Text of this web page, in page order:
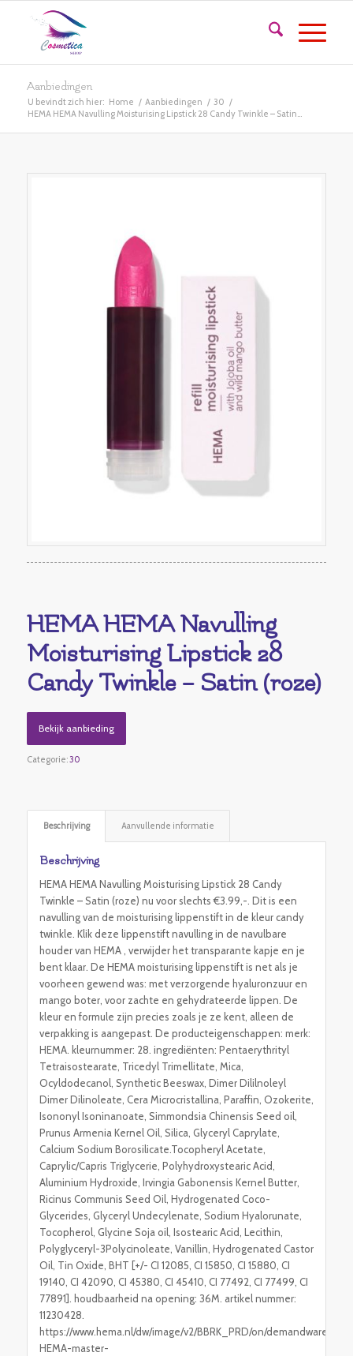
Aanbiedingen
U bevindt zich hier: Home / Aanbiedingen / 30 /
HEMA HEMA Navulling Moisturising Lipstick 28 Candy Twinkle – Satin...
HEMA HEMA Navulling
Moisturising Lipstick 28
Candy Twinkle – Satin (roze)
Bekijk aanbieding
Categorie:30
Beschrijving Aanvullende informatie
Beschrijving
HEMA HEMA Navulling Moisturising Lipstick 28 Candy
Twinkle – Satin (roze) nu voor slechts €3.99,-. Dit is een
navulling van de moisturising lippenstift in de kleur candy
twinkle. Klik deze lippenstift navulling in de navulbare
houder van HEMA , verwijder het transparante kapje en je
bent klaar. De HEMA moisturising lippenstift is net als je
voorheen gewend was: met verzorgende hyaluronzuur en
mango boter, voor zachte en gehydrateerde lippen. De
kleur en formule zijn precies zoals je ze kent, alleen de
verpakking is aangepast. De producteigenschappen: merk:
HEMA. kleurnummer: 28. ingrediënten: Pentaerythrityl
Tetraisostearate, Tricedyl Trimellitate, Mica,
Ocyldodecanol, Synthetic Beeswax, Dimer Dililnoleyl
Dimer Dilinoleate, Cera Microcristallina, Paraffin, Ozokerite,
Isononyl Isoninanoate, Simmondsia Chinensis Seed oil,
Prunus Armenia Kernel Oil, Silica, Glyceryl Caprylate,
Calcium Sodium Borosilicate.Tocopheryl Acetate,
Caprylic/Capris Triglycerie, Polyhydroxystearic Acid,
Aluminium Hydroxide, Irvingia Gabonensis Kernel Butter,
Ricinus Communis Seed Oil, Hydrogenated Coco-
Glycerides, Glyceryl Undecylenate, Sodium Hyalorunate,
Tocopherol, Glycine Soja oil, Isostearic Acid, Lecithin,
Polyglyceryl-3Polycinoleate, Vanillin, Hydrogenated Castor
Oil, Tin Oxide, BHT [+/- CI 12085, CI 15850, CI 15880, CI
19140, CI 42090, CI 45380, CI 45410, CI 77492, CI 77499, CI
77891]. houdbaarheid na opening: 36M. artikel nummer:
11230428.
https://www.hema.nl/dw/image/v2/BBRK_PRD/on/
HEMA-master-